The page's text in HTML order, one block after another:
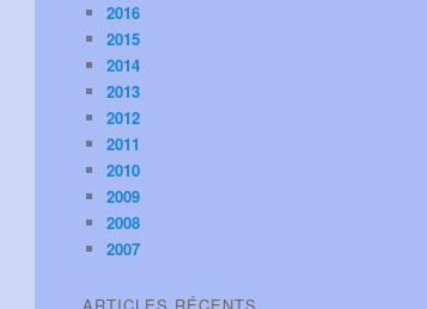
2016
2015
2014
2013
2012
2011
2010
2009
2008
2007